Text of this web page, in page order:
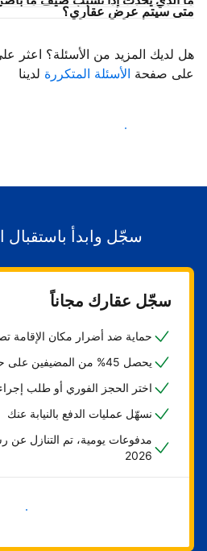
متى سيتم عرض عقاري؟
هل لديك المزيد من الأسئلة؟ اعثر
على صفحة الأسئلة المتكررة لدينا
ابدأ باستقبال الضيوف
سجّل وابدأ باستقبال
سجّل عقارك مجاناً
حماية ضد أضرار مكان الإقامة تصل إلى
يحصل 45% من المضيفين على حجزهم الأول خلال أسبوع
اختر الحجز الفوري أو طلب
نسهّل عمليات الدفع بالنيابة عنك
مدفوعات يومية، تم التنازل عن
2026
ابدأ الآن